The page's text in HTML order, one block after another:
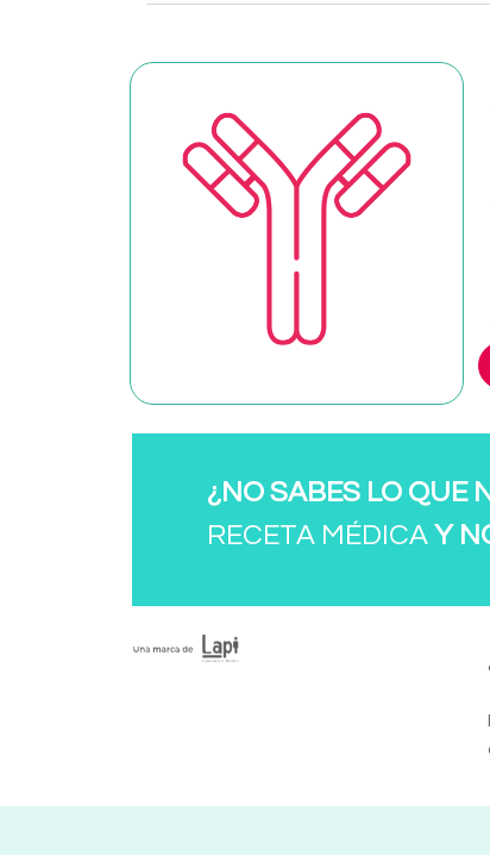
¿NO SABES LO QUE
RECETA MÉDICA Y